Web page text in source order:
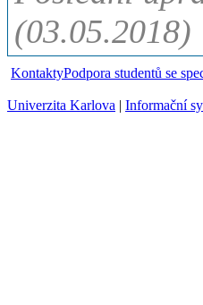
(03.05.2018)
KontaktyPodpora studentů se
Univerzita Karlova | Informační